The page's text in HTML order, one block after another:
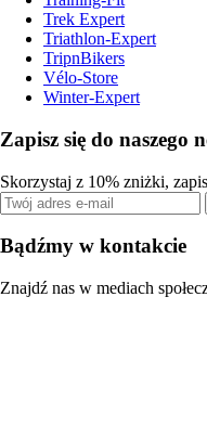
Trek Expert
Triathlon-Expert
TripnBikers
Vélo-Store
Winter-Expert
Zapisz się do naszego
Skorzystaj z 10% zniżki,
Bądźmy w kontakcie
Znajdź nas w mediach